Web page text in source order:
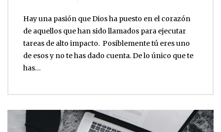
Hay una pasión que Dios ha puesto en el corazón
de aquellos que han sido llamados para ejecutar
tareas de alto impacto. Posiblemente tú eres uno
de esos y no te has dado cuenta. De lo único que te
has…